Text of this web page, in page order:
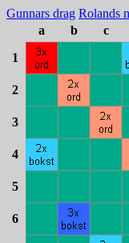
Gunnars drag Rolands
a
b c
1
2
3
4
5
6